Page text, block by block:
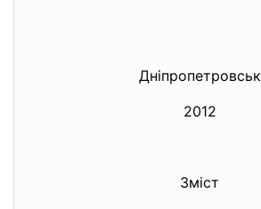
Дніпропетровськ
2012
Зміст